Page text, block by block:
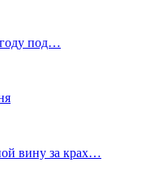
году под…
вину за крах…